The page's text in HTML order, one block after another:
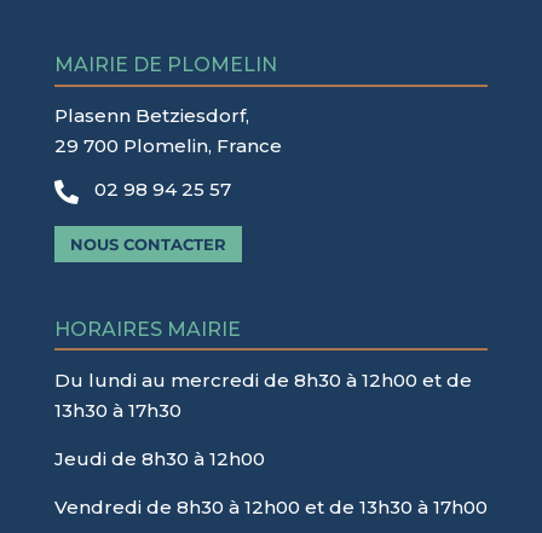
MAIRIE DE PLOMELIN
Plasenn Betziesdorf,
29 700 Plomelin, France
 02 98 94 25 57
NOUS CONTACTER
HORAIRES MAIRIE
Du lundi au mercredi de 8h30 à 12h00 et de
13h30 à 17h30
Jeudi de 8h30 à 12h00
Vendredi de 8h30 à 12h00 et de 13h30 à 17h00